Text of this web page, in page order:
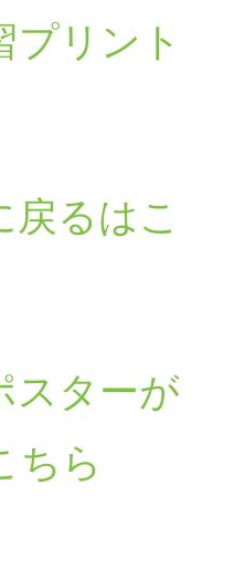
プリント
戻るはこ
スターが
ちら